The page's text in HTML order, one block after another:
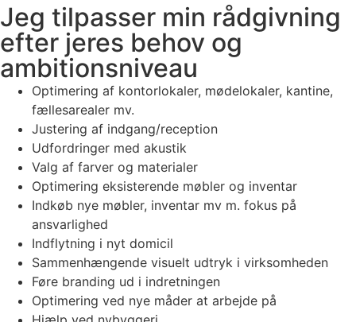
Jeg tilpasser min rådgivning
efter jeres behov og
ambitionsniveau
Optimering af kontorlokaler, mødelokaler, kantine,
fællesarealer mv.
Justering af indgang/reception
Udfordringer med akustik
Valg af farver og materialer
Optimering eksisterende møbler og inventar
Indkøb nye møbler, inventar mv m. fokus på
ansvarlighed
Indflytning i nyt domicil
Sammenhængende visuelt udtryk i virksomheden
Føre branding ud i indretningen
Optimering ved nye måder at arbejde på